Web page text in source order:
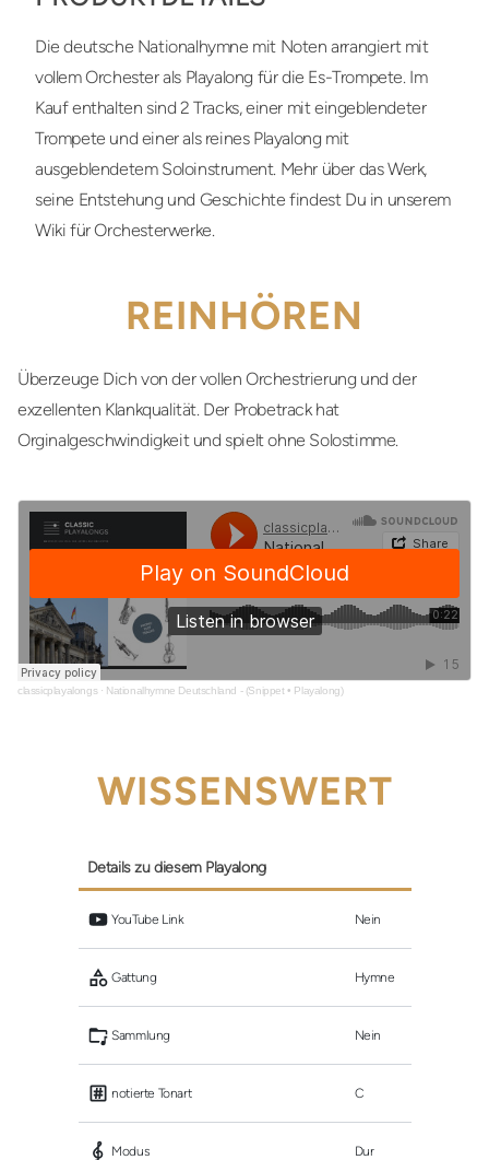
Die deutsche Nationalhymne mit Noten arrangiert mit
vollem Orchester als Playalong für die Es-Trompete. Im
Kauf enthalten sind 2 Tracks, einer mit eingeblendeter
Trompete und einer als reines Playalong mit
ausgeblendetem Soloinstrument. Mehr über das Werk,
seine Entstehung und Geschichte findest Du in unserem
Wiki für Orchesterwerke.
REINHÖREN
Überzeuge Dich von der vollen Orchestrierung und der
exzellenten Klankqualität. Der Probetrack hat
Orginalgeschwindigkeit und spielt ohne Solostimme.
classicplayalongs· Nationalhymne Deutschland - (Snippet • Playalong)
WISSENSWERT
Details zu diesem Playalong
YouTube Link Nein
Gattung Hymne
Sammlung Nein
notierte Tonart C
Modus Dur